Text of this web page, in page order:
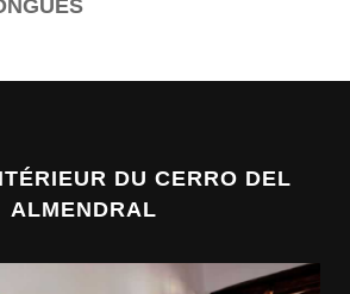
DU CERRO DEL
ALMENDRAL